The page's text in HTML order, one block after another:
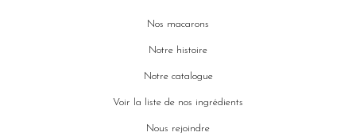
Nos macarons
Notre histoire
Notre catalogue
Voir la liste de nos ingrédients
Nous rejoindre